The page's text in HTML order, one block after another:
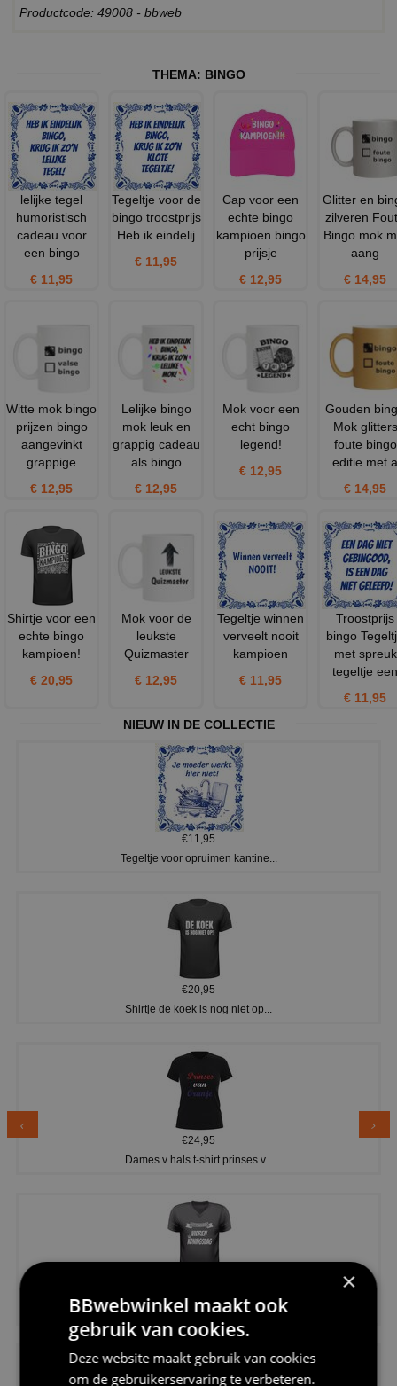
Productcode: 49008 - bbweb
THEMA: BINGO
lelijke tegel
humoristisch
cadeau voor
een bingo
€ 11,95
Tegeltje voor de
bingo troostprijs
Heb ik eindelij
€ 11,95
Cap voor een
echte bingo
kampioen bingo
prijsje
€ 12,95
Glitter en
zilveren
Bingo mok
aang
€ 14,95
Witte mok bingo
prijzen bingo
aangevinkt
grappige
€ 12,95
Lelijke bingo
mok leuk en
grappig cadeau
als bingo
€ 12,95
Mok voor een
echt bingo
legend!
€ 12,95
Gouden
Mok glitters
foute bingo
editie met a
€ 14,95
Shirtje voor een
echte bingo
kampioen!
€ 20,95
Mok voor de
leukste
Quizmaster
€ 12,95
Tegeltje winnen
verveelt nooit
kampioen
€ 11,95
Troostprijs
bingo
met spreuk
tegeltje een
€ 11,95
NIEUW IN DE COLLECTIE
€11,95
Tegeltje voor opruimen kantine...
€20,95
Shirtje de koek is nog niet op...
€24,95
Dames v hals t-shirt prinses v...
Koningsdag shirt heren v-hals ...
×
BBwebwinkel maakt ook
gebruik van cookies.
Deze website maakt gebruik van cookies
om de gebruikerservaring te verbeteren.